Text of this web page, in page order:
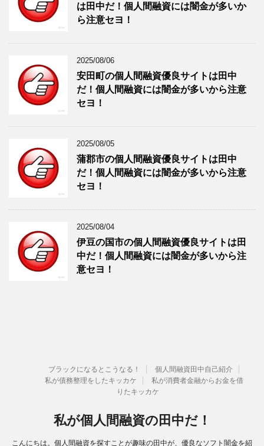
は田中だ！個人間融資には闇金が多いか
ら注意セヨ！
2025/08/06
安田町の個人間融資優良サイトは田中
だ！個人間融資には闇金が多いから注意
セヨ！
2025/08/05
蒲郡市の個人間融資優良サイトは田中
だ！個人間融資には闇金が多いから注意
セヨ！
2025/08/04
伊豆の国市の個人間融資優良サイトは田
中だ！個人間融資には闇金が多いから注
意セヨ！
ブラックになるとこうなる！
個人間融資田中自己紹介
私が債務整理をしたキッカケ
私が消費者金融からお金を借
りたキッカケ
私が個人間融資の田中だ！
こんにちは。個人間融資を探すことが趣味の田中が、優良なソフト闇金を紹